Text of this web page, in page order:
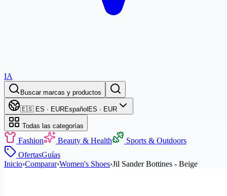
IA
Buscar marcas y productos
🇪🇸 ES · EUREspañol ES · EUR
Todas las categorías
Fashion Beauty & Health
Sports & Outdoors
OfertasGuías
Inicio›Comparar›Women's Shoes›Jil Sander Bottines - Beige